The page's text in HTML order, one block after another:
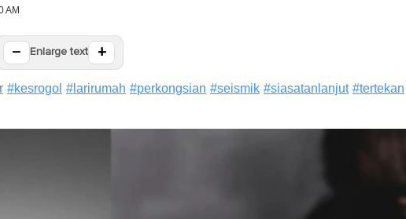
AM
− Enlarge text +
#kesrogol # larirumah #perkongsian #seismik #siasatanlanjut #tertekan